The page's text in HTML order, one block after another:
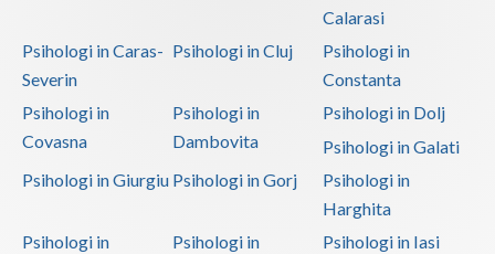
Calarasi
Psihologi in Caras-
Severin
Psihologi in Cluj
Psihologi in
Constanta
Psihologi in
Covasna
Psihologi in
Dambovita
Psihologi in Dolj
Psihologi in Galati
Psihologi in Giurgiu Psihologi in Gorj
Psihologi in
Harghita
Psihologi in
Psihologi in
Psihologi in Iasi